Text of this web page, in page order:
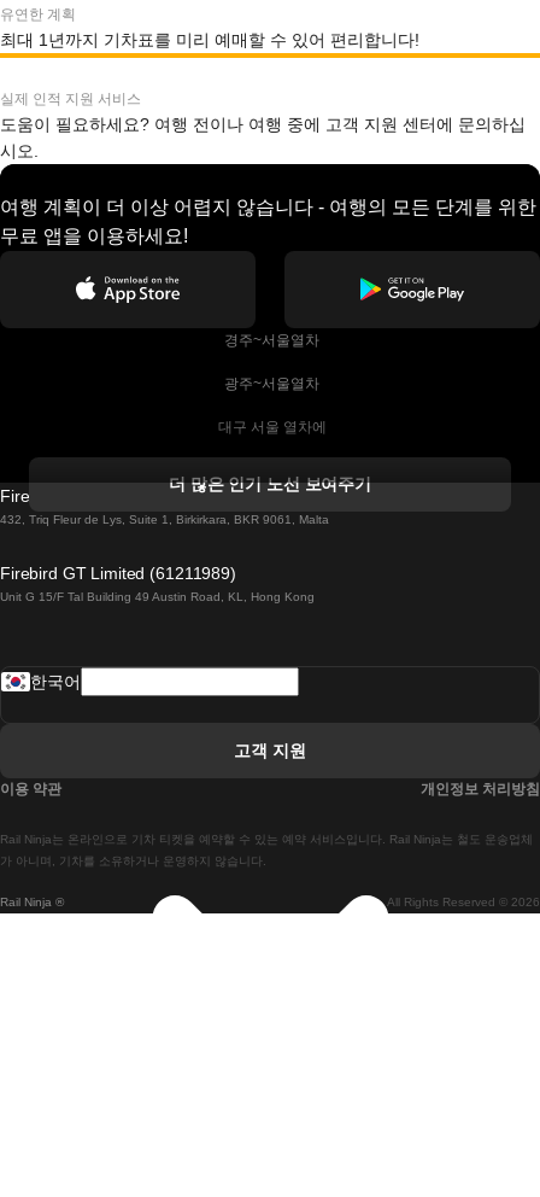
유연한 계획
최대 1년까지 기차표를 미리 예매할 수 있어 편리합니다!
실제 인적 지원 서비스
도움이 필요하세요? 여행 전이나 여행 중에 고객 지원 센터에 문의하십
시오.
여행 계획이 더 이상 어렵지 않습니다 - 여행의 모든 단계를 위한
무료 앱을 이용하세요!
경주~서울열차
광주~서울열차
대구 서울 열차에
더블린에서 골웨이 열차
로마에서 나폴리 열차
마드리드-리스본 열차
마드리드에서 바르셀로나로 가는 고속 열차
더 많은 인기 노선 보여주기
Firebird GT Limited (OC 1451)
432, Triq Fleur de Lys, Suite 1, Birkirkara, BKR 9061, Malta
Firebird GT Limited (61211989)
Unit G 15/F Tal Building 49 Austin Road, KL, Hong Kong
Rail Ninja ® All Rights Reserved © 2026
Rail Ninja는 온라인으로 기차 티켓을 예약할 수 있는 예약 서비스입니다. Rail Ninja는 철도 운송업체
가 아니며, 기차를 소유하거나 운영하지 않습니다.
한국어
고객 지원
이용 약관 개인정보 처리방침